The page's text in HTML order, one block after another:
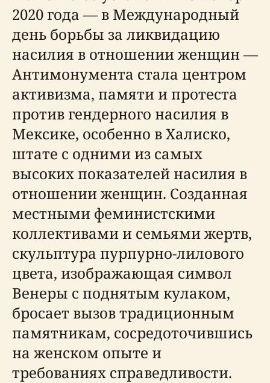
2020 года — в Международный
день борьбы за ликвидацию
насилия в отношении женщин —
Антимонумента стала центром
активизма, памяти и протеста
против гендерного насилия в
Мексике, особенно в Халиско,
штате с одними из самых
высоких показателей насилия в
отношении женщин. Созданная
местными феминистскими
коллективами и семьями жертв,
скульптура пурпурно-лилового
цвета, изображающая символ
Венеры с поднятым кулаком,
бросает вызов традиционным
памятникам, сосредоточившись
на женском опыте и
требованиях справедливости.